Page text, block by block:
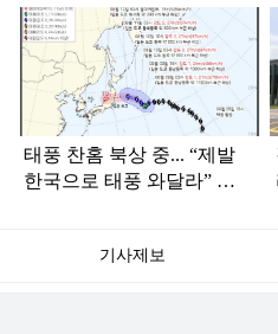
탑
라
인
태풍 찬홈 북상 중... “제발
한국으로 태풍 와달라” 말
기사제보